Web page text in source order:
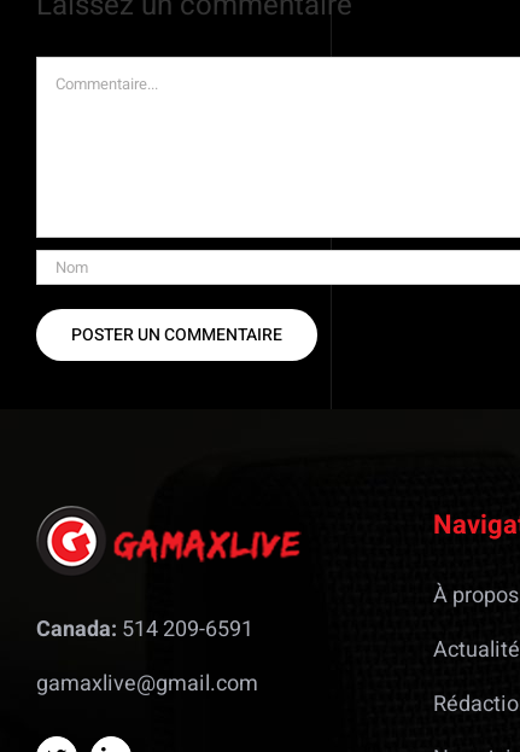
Commentaire
Canada: 514 209-6591
gamaxlive@gmail.com
À propos